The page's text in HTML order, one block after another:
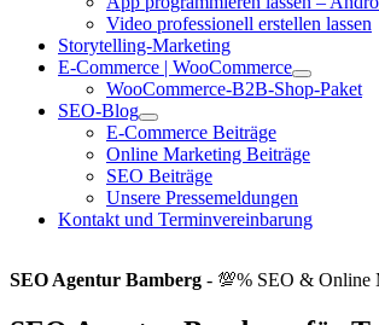
Video professionell erstellen lassen
Storytelling-Marketing
E-Commerce | WooCommerce
WooCommerce-B2B-Shop-Paket
SEO-Blog
E-Commerce Beiträge
Online Marketing Beiträge
SEO Beiträge
Unsere Pressemeldungen
Kontakt und Terminvereinbarung
SEO Agentur Bamberg - 💯% SEO & Online